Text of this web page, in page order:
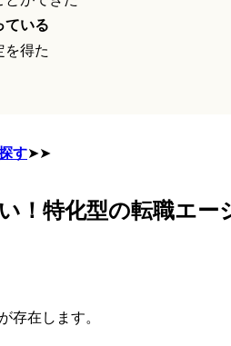
ている
を得た
す➤➤
！ 特化型の転職エー
存在します。